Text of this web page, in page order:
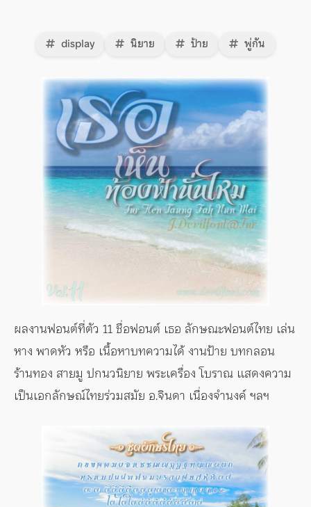
display นิยาย ป้าย พู่กัน
ผลงานฟอนต์ที่ตัว 11 ชื่อฟอนต์ เธอ ลักษณะฟอนต์ไทย เล่น
หาง พาดหัว หรือ เนื้อหาบทความได้ งานป้าย บทกลอน
ร้านทอง สายมู ปกนวนิยาย พระเครื่อง โบราณ แสดงความ
เป็นเอกลักษณ์ไทยร่วมสมัย อ.จินดา เนื่องจำนงค์ ฯลฯ